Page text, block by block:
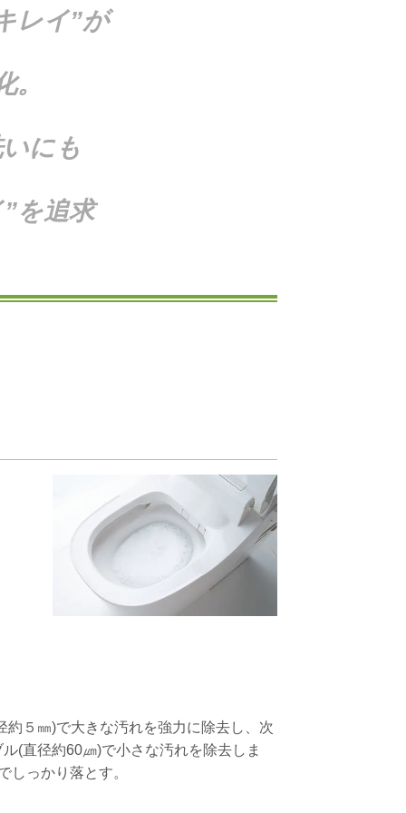
レイ”が
にも
を追求
約５㎜)で大きな汚れを強力に除去し、次
(直径約60㎛)で小さな汚れを除去しま
しっかり落とす。